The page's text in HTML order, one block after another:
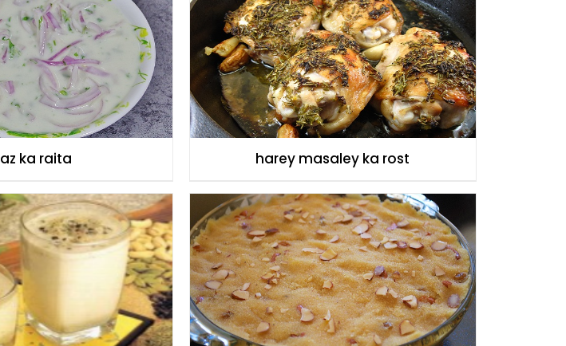
ka raita harey masaley ka rost